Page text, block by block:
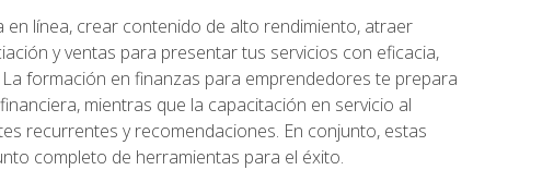
línea, crear contenido de alto rendimiento, atraer
y ventas para presentar tus servicios con eficacia,
formación en finanzas para emprendedores te prepara
mientras que la capacitación en servicio al
recurrentes y recomendaciones. En conjunto, estas
completo de herramientas para el éxito.